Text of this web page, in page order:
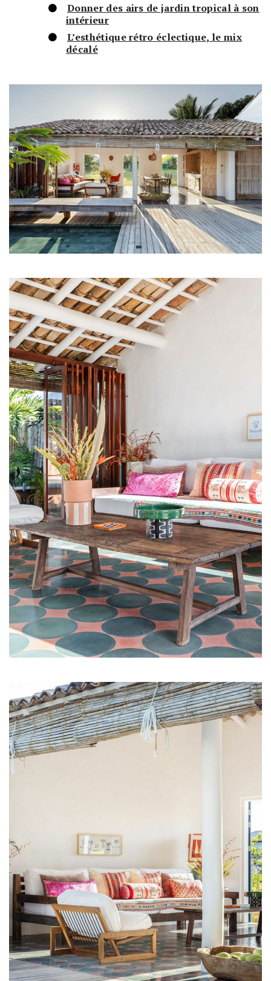
Donner des airs de jardin tropical à son
intérieur
L’esthétique rétro éclectique, le mix
décalé